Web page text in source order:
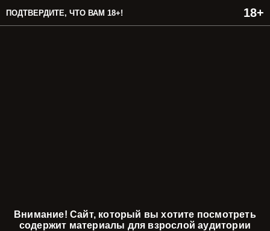
ПОДТВЕРДИТЕ, ЧТО ВАМ 18+!
Внимание! Сайт, который вы хотите посмотреть
содержит материалы для взрослой аудитории